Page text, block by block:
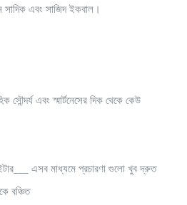
সাদিক এবং সাজিদ ইকবাল।
এবং স্মার্টনেসের দিক থেকে কেউ
এসব মাধ্যমে প্রচারণা গুলো খুব দ্রুত
বঞ্চিত